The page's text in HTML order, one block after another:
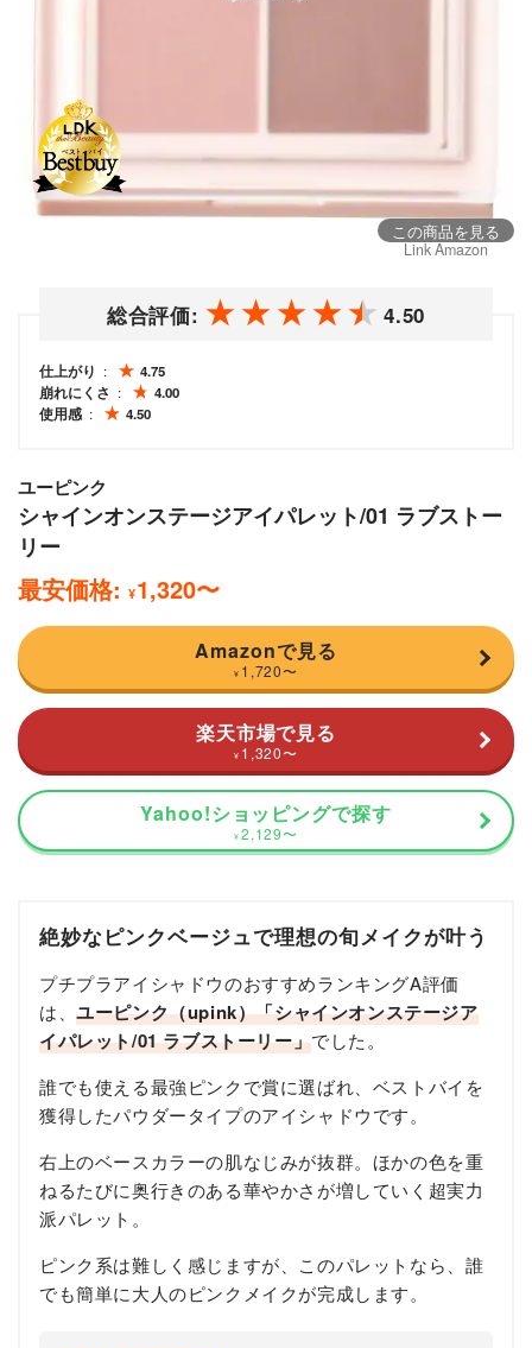
この商品を見る
Link Amazon
総合評価: 4.50
仕上がり
4.75
崩れにくさ
4.00
使用感
4.50
ユーピンク
シャインオンステージアイパレット/01 ラブストー
リー
最安価格: ¥1,320〜
Amazonで見る
¥ 1,720〜
楽天市場で見る
¥ 1,320〜
Yahoo!ショッピングで探す
¥ 2,129〜
絶妙なピンクベージュで理想の旬メイクが叶う
プチプラアイシャドウのおすすめランキングA評価
は、ユーピンク（upink）「シャインオンステージア
イパレット/01 ラブストーリー」でした。
誰でも使える最強ピンクで賞に選ばれ、ベストバイを
獲得したパウダータイプのアイシャドウです。
右上のベースカラーの肌なじみが抜群。ほかの色を重
ねるたびに奥行きのある華やかさが増していく超実力
派パレット。
ピンク系は難しく感じますが、このパレットなら、誰
でも簡単に大人のピンクメイクが完成します。